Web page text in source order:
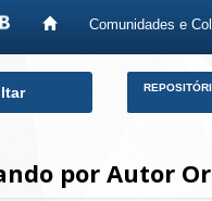
Comunidades e
por Autor